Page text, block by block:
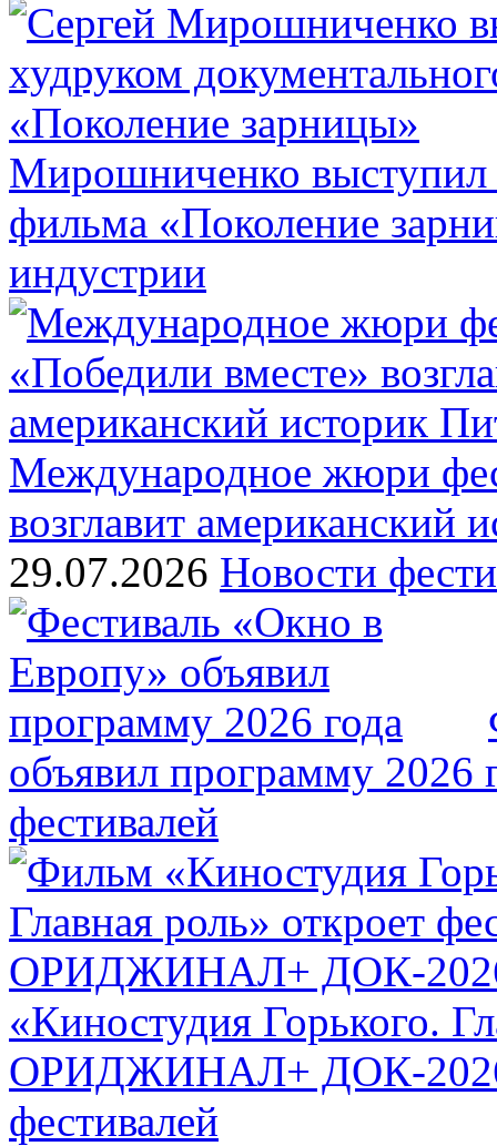
Мирошниченко выступил
фильма «Поколение
индустрии
Международное жюри
возглавит американский
29.07.2026 Новости
объявил программу 2026
фестивалей
«Киностудия Горького.
ОРИДЖИНАЛ+ ДОК-
фестивалей